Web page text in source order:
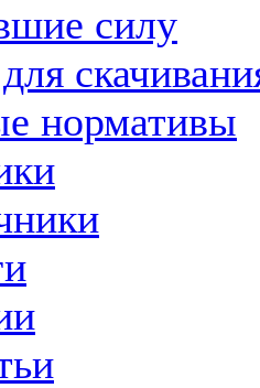
силу
нормативы